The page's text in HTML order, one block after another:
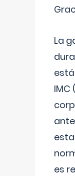
La
IMC
es